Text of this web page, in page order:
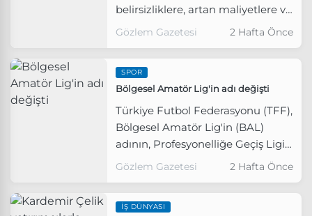
belirsizliklere, artan maliyetlere ve
uluslararası ticaretteki
sürdürerek 2026 yılının ilk altı
ayında yüzde 4'lük artışla 489
milyon dolarlık ihracat
gerçekleştirdi.
Gözlem Gazetesi 2 Hafta Önce
SPOR
Bölgesel Amatör Lig'in adı değişti
Türkiye Futbol Federasyonu (TFF),
Bölgesel Amatör Lig'in (BAL)
adının, Profesyonelliğe Geçiş Ligi
(PGL) olarak değiştirildiğini
Gözlem Gazetesi 2 Hafta Önce
İŞ DÜNYASI